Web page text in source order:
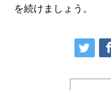
を続けましょう。